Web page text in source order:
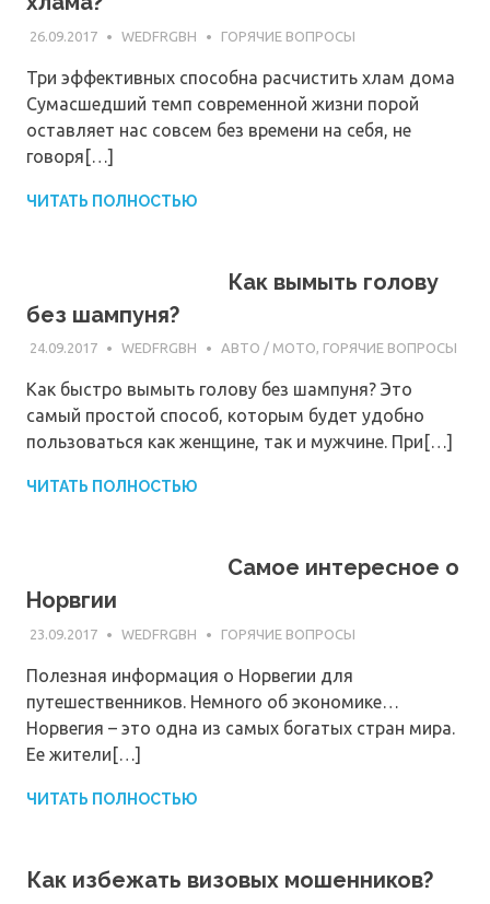
26.09.2017 WEDFRGBH ГОРЯЧИЕ ВОПРОСЫ
Три эффективных способна расчистить хлам дома
Сумасшедший темп современной жизни порой
оставляет нас совсем без времени на себя, не
говоря[…]
ЧИТАТЬ ПОЛНОСТЬЮ
Как вымыть голову
без шампуня?
24.09.2017 WEDFRGBH АВТО / МОТО, ГОРЯЧИЕ ВОПРОСЫ
Как быстро вымыть голову без шампуня? Это
самый простой способ, которым будет удобно
пользоваться как женщине, так и мужчине. При[…]
ЧИТАТЬ ПОЛНОСТЬЮ
Самое интересное о
Норвгии
23.09.2017 WEDFRGBH ГОРЯЧИЕ ВОПРОСЫ
Полезная информация о Норвегии для
путешественников. Немного об экономике…
Норвегия – это одна из самых богатых стран мира.
Ее жители[…]
ЧИТАТЬ ПОЛНОСТЬЮ
Как избежать визовых мошенников?